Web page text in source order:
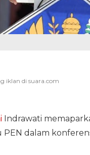
Indrawati
PEN dalam